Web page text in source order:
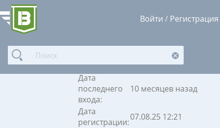
Войти / Регистрация
Елена
Дата
последнего
входа:
10 месяцев назад
Дата
регистрации:07.08.25 12:21